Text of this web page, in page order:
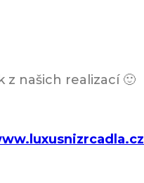
z našich realizací 🙂